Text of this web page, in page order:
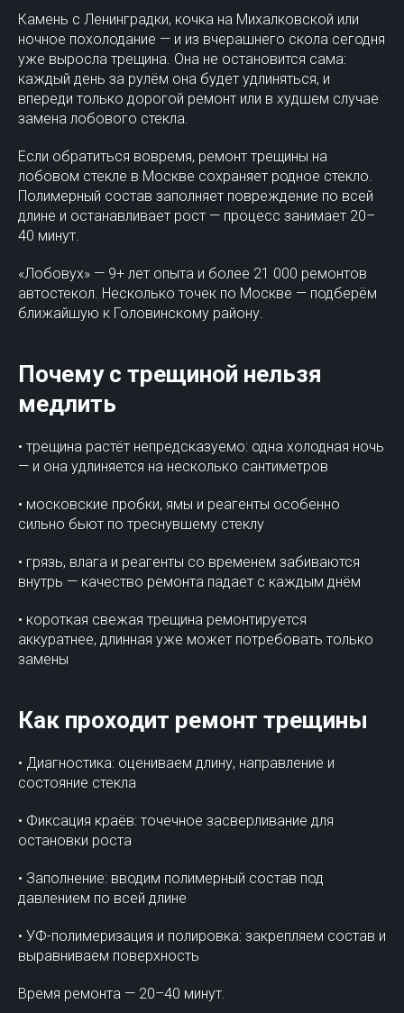
Камень с Ленинградки, кочка на Михалковской или
ночное похолодание — и из вчерашнего скола сегодня
уже выросла трещина. Она не остановится сама:
каждый день за рулём она будет удлиняться, и
впереди только дорогой ремонт или в худшем случае
замена лобового стекла.
Если обратиться вовремя, ремонт трещины на
лобовом стекле в Москве сохраняет родное стекло.
Полимерный состав заполняет повреждение по всей
длине и останавливает рост — процесс занимает 20–
40 минут.
«Лобовух» — 9+ лет опыта и более 21 000 ремонтов
автостекол. Несколько точек по Москве — подберём
ближайшую к Головинскому району.
Почему с трещиной нельзя
медлить
• трещина растёт непредсказуемо: одна холодная ночь
— и она удлиняется на несколько сантиметров
• московские пробки, ямы и реагенты особенно
сильно бьют по треснувшему стеклу
• грязь, влага и реагенты со временем забиваются
внутрь — качество ремонта падает с каждым днём
• короткая свежая трещина ремонтируется
аккуратнее, длинная уже может потребовать только
замены
Как проходит ремонт трещины
• Диагностика: оцениваем длину, направление и
состояние стекла
• Фиксация краёв: точечное засверливание для
остановки роста
• Заполнение: вводим полимерный состав под
давлением по всей длине
• УФ-полимеризация и полировка: закрепляем состав и
выравниваем поверхность
Время ремонта — 20–40 минут.